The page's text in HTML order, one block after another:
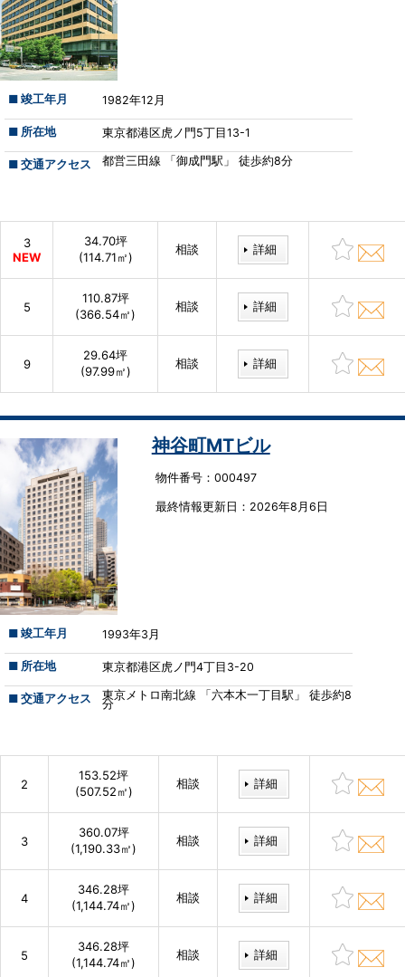
■ 竣工年月 1982年12月
■ 所在地 東京都港区虎ノ門5丁目13-1
■ 交通アクセス 都営三田線 「御成門駅」 徒歩約8分
3
NEW
34.70坪
(114.71㎡)
相談 詳細
5
110.87坪
(366.54㎡)
相談 詳細
9
29.64坪
(97.99㎡)
相談 詳細
神谷町MTビル
物件番号：000497
最終情報更新⽇：2026年8月6日
■ 竣工年月 1993年3月
■ 所在地 東京都港区虎ノ門4丁目3-20
■ 交通アクセス 東京メトロ南北線 「六本木一丁目駅」 徒歩約8
分
2
153.52坪
(507.52㎡)
相談 詳細
3
360.07坪
(1,190.33㎡)
相談 詳細
4
346.28坪
(1,144.74㎡)
相談 詳細
5
346.28坪
(1,144.74㎡)
相談 詳細